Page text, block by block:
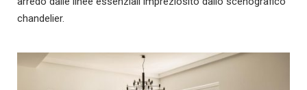
chandelier.